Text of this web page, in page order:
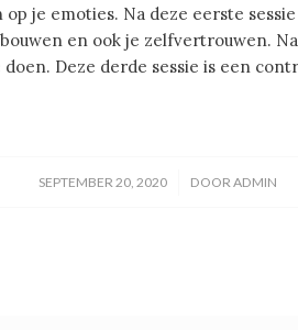
je emoties. Na deze eerste
en ook je zelfvertrouwen.
Deze derde sessie is een
SEPTEMBER 20, 2020
/ DOOR ADMIN